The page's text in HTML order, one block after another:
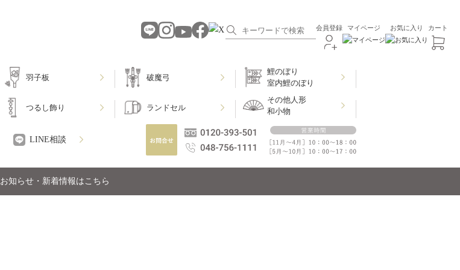
会員登録 マイページ お気に入り カート
羽子板 破魔弓
鯉のぼり
室内鯉のぼり
つるし飾り ランドセル
その他人形
和小物
LINE相談
お知らせ・新着情報はこちら